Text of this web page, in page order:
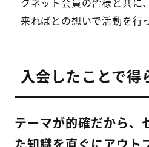
来ればとの想いで活動を行
入会したことで得
テーマが的確だから、